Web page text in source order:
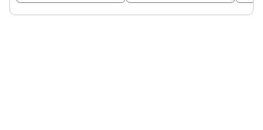
esa parte faltante"
ecosistema